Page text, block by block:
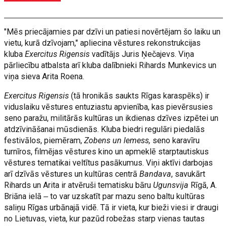
"Mēs priecājamies par dzīvi un patiesi novērtējam šo laiku un
vietu, kurā dzīvojam," apliecina vēstures rekonstrukcijas
klubaExercitus Rigensis vadītājs Juris Ņečajevs. Viņa
pārliecību atbalsta arī kluba dalībnieki Rihards Munkevics un
viņa sieva Arita Roena.
Exercitus Rigensis(tā hronikās saukts Rīgas karaspēks) ir
viduslaiku vēstures entuziastu apvienība, kas pievērsusies
seno paražu, militārās kultūras un ikdienas dzīves izpētei un
atdzīvināšanai mūsdienās. Kluba biedri regulāri piedalās
festivālos, piemēram,Zobens un lemess, seno karavīru
turnīros, filmējas vēstures kino un apmeklē starptautiskus
vēstures tematikai veltītus pasākumus. Viņi aktīvi darbojas
arī dzīvās vēstures un kultūras centrāBandava, savukārt
Rihards un Arita ir atvēruši tematisku bāru Ugunsvija Rīgā, A.
Briāna ielā ‒ to var uzskatīt par mazu seno baltu kultūras
saliņu Rīgas urbānajā vidē. Tā ir vieta, kur bieži viesi ir draugi
no Lietuvas, vieta, kur pazūd robežas starp vienas tautas